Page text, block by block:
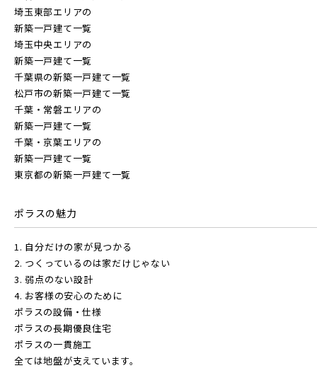
埼玉東部エリアの
新築一戸建て一覧
埼玉中央エリアの
新築一戸建て一覧
千葉県の新築一戸建て一覧
松戸市の新築一戸建て一覧
千葉・常磐エリアの
新築一戸建て一覧
千葉・京葉エリアの
新築一戸建て一覧
東京都の新築一戸建て一覧
ポラスの魅力
1. 自分だけの家が見つかる
2. つくっているのは家だけじゃない
3. 弱点のない設計
4. お客様の安心のために
ポラスの設備・仕様
ポラスの長期優良住宅
ポラスの一貫施工
全ては地盤が支えています。